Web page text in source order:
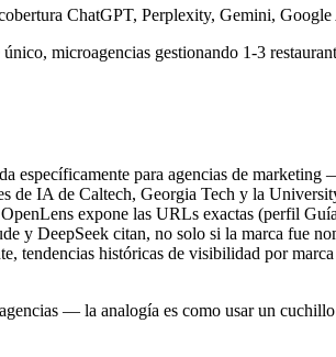
ChatGPT, Perplexity, Gemini,
microagencias gestionando 1-3
específicamente para agencias de
IA de Caltech, Georgia Tech y la
expone las URLs exactas (perfil
DeepSeek citan, no solo si la marca fue
tendencias históricas de visibilidad por
— la analogía es como usar un